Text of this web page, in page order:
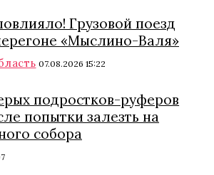
Грузовой поезд
«Мыслино-Валя»
07.08.2026 15:22
подростков-руферов
попытки залезть на
собора